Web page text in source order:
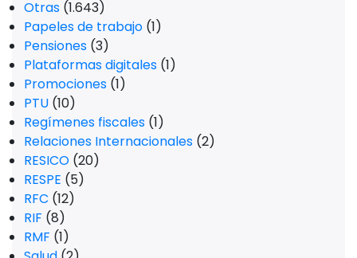
Otras (1.643)
Papeles de trabajo (1)
Pensiones (3)
Plataformas digitales (1)
Promociones (1)
PTU (10)
Regímenes fiscales (1)
Relaciones Internacionales (2)
RESICO (20)
RESPE (5)
RFC (12)
RIF (8)
RMF (1)